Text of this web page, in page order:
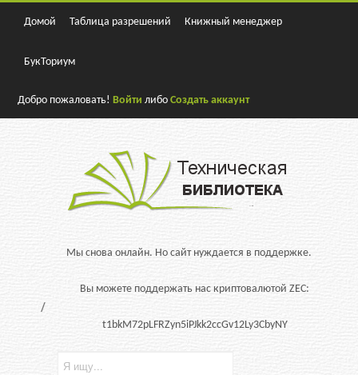
Домой Таблица разрешений Книжный менеджер
БукТориум
Добро пожаловать!Войти либоСоздать аккаунт
Мы снова онлайн. Но сайт нуждается в поддержке.
Вы можете поддержать нас криптовалютой ZEC:
t1bkM72pLFRZyn5iPJkk2ccGv12Ly3CbyNY